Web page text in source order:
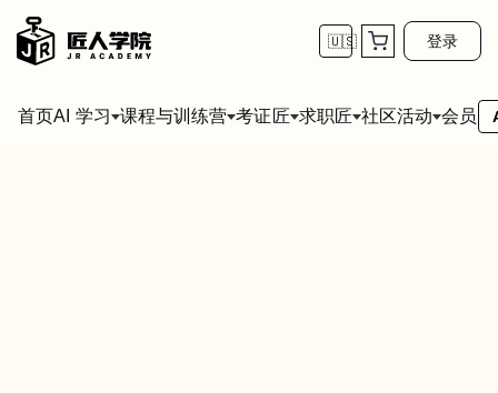
🇺🇸 登录
首页AI 学习 课程与训练营 考证匠 求职匠 社区活动 会员